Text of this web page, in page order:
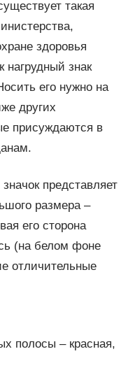
такая
здоровья
нагрудный знак
его нужно на
других
присуждаются в
представляет
размера –
его сторона
(на белом фоне
отличительные
полосы – красная,